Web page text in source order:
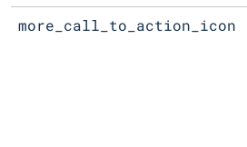
more_call_to_action_icon